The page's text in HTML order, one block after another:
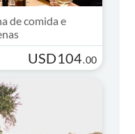
de comida e
USD104.00